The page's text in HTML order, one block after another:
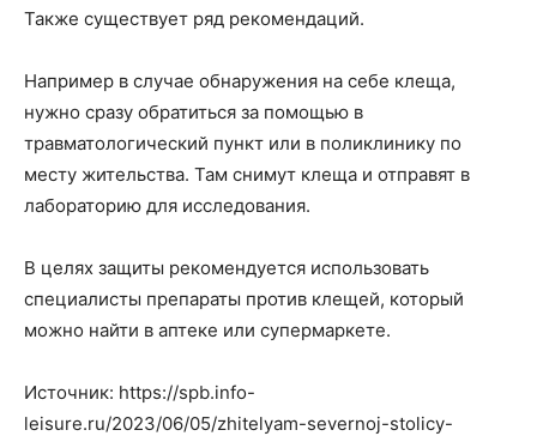
Также существует ряд рекомендаций.
Например в случае обнаружения на себе клеща,
нужно сразу обратиться за помощью в
травматологический пункт или в поликлинику по
месту жительства. Там снимут клеща и отправят в
лабораторию для исследования.
В целях защиты рекомендуется использовать
специалисты препараты против клещей, который
можно найти в аптеке или супермаркете.
Источник: https://spb.info-
leisure.ru/2023/06/05/zhitelyam-severnoj-stolicy-